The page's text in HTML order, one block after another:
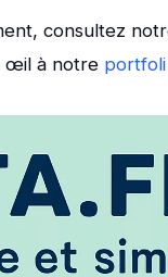
consultez
œil à notre portfoli